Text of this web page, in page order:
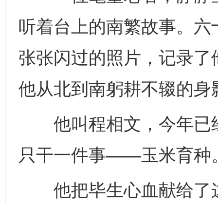
听着台上的南繁故事。
张张闪过的照片，记录
他从北到南躬耕不辍的身
他叫程相文，今年已
只干一件事——玉米育种
他把毕生心血献给了